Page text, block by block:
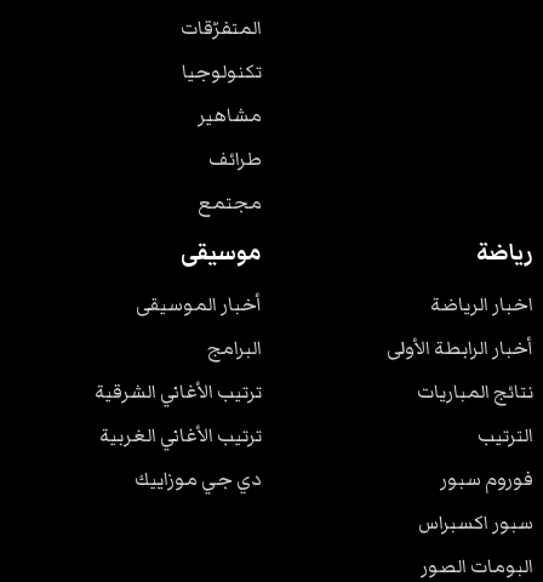
المتفرّقات
تكنولوجيا
مشاهير
طرائف
مجتمع
رياضة
اخبار الرياضة
أخبار الرابطة الأولى
نتائج المباريات
الترتيب
فوروم سبور
سبور اكسبراس
البومات الصور
موسيقى
أخبار الموسيقى
البرامج
ترتيب الأغاني الشرقية
ترتيب الأغاني الغربية
دي جي موزاييك